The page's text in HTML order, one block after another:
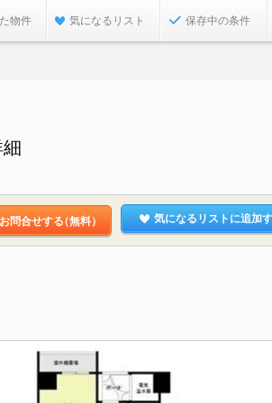
物件 気になるリスト 保存中の条件
問合せする（無料） 気になるリストに追加